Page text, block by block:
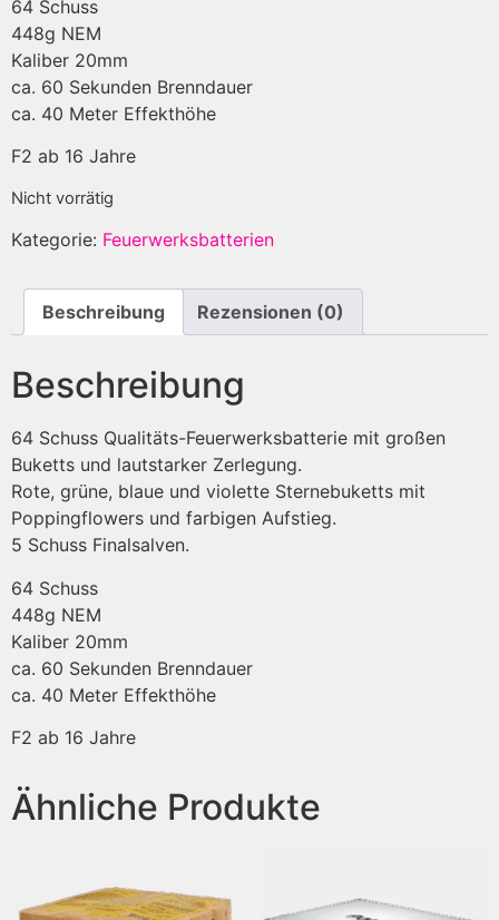
64 Schuss
448g NEM
Kaliber 20mm
ca. 60 Sekunden Brenndauer
ca. 40 Meter Effekthöhe
F2 ab 16 Jahre
Nicht vorrätig
Kategorie: Feuerwerksbatterien
Beschreibung Rezensionen (0)
Beschreibung
64 Schuss Qualitäts-Feuerwerksbatterie mit großen
Buketts und lautstarker Zerlegung.
Rote, grüne, blaue und violette Sternebuketts mit
Poppingflowers und farbigen Aufstieg.
5 Schuss Finalsalven.
64 Schuss
448g NEM
Kaliber 20mm
ca. 60 Sekunden Brenndauer
ca. 40 Meter Effekthöhe
F2 ab 16 Jahre
Ähnliche Produkte